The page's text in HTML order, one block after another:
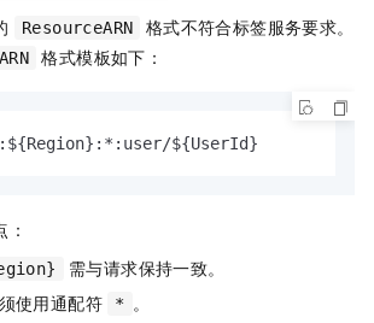
ResourceARN
格式不符合标签服务要求。
格式模板如下：
${UserId}
需与请求保持一致。
使用通配符
*
。